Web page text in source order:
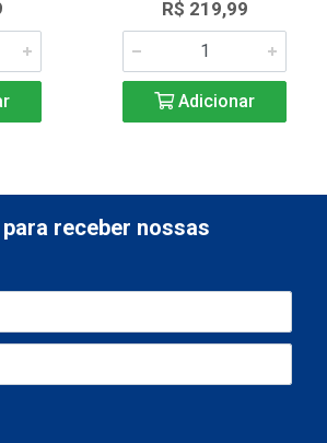
R$ 219,99
Adicionar
receber nossas